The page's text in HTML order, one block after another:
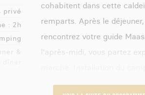
privé
: 2h
&
cohabitent dans cette
remparts. Après le
rencontrez votre guide
l'après-midi, vous partez